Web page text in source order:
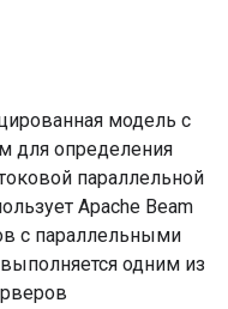
модель с
для определения
параллельной
Apache Beam
с параллельными
одним из